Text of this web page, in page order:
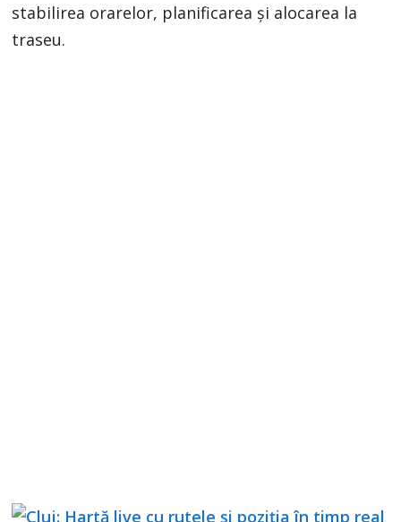
stabilirea orarelor, planificarea și alocarea la
traseu.